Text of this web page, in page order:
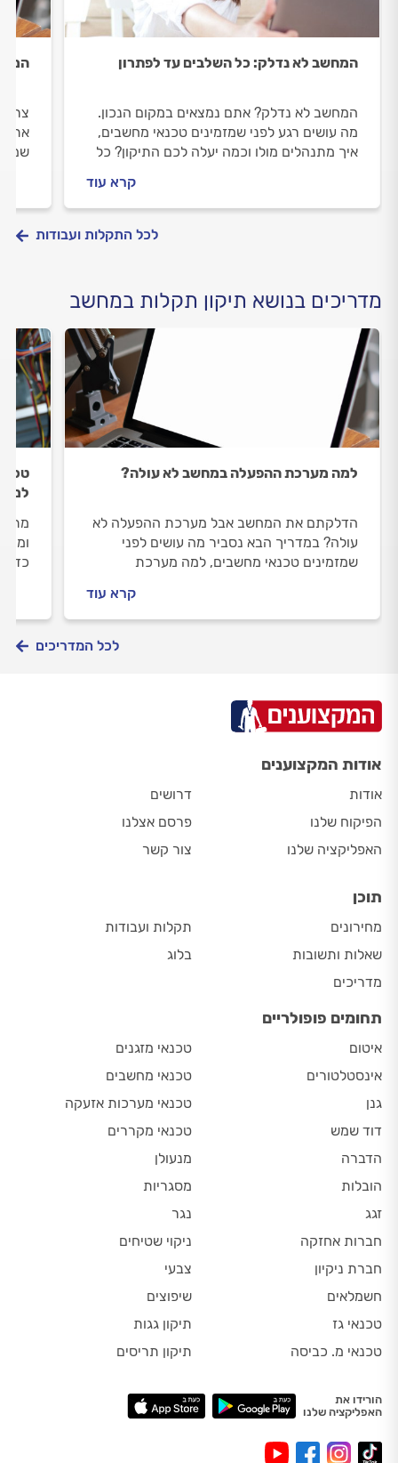
המחשב לא נדלק: כל השלבים עד לפתרון
המחשב לא נדלק? אתם נמצאים במקום הנכון.
מה עושים רגע לפני שמזמינים טכנאי מחשבים,
איך מתנהלים מולו וכמה יעלה לכם התיקון? כל
קרא עוד
לכל התקלות ועבודות
מדריכים בנושא תיקון תקלות במחשב
למה מערכת ההפעלה במחשב לא עולה?
הדלקתם את המחשב אבל מערכת ההפעלה לא
עולה? במדריך הבא נסביר מה עושים לפני
שמזמינים טכנאי מחשבים, למה מערכת
קרא עוד
מתי
לכל המדריכים
אודות המקצוענים
אודות
הפיקוח שלנו
האפליקציה שלנו
דרושים
פרסם אצלנו
צור קשר
תוכן
מחירונים
שאלות ותשובות
מדריכים
תקלות ועבודות
בלוג
תחומים פופולריים
איטום
אינסטלטורים
גנן
דוד שמש
הדברה
הובלות
זגג
חברות אחזקה
חברת ניקיון
חשמלאים
טכנאי גז
טכנאי מ. כביסה
טכנאי מזגנים
טכנאי מחשבים
טכנאי מערכות אזעקה
טכנאי מקררים
מנעולן
מסגריות
נגר
ניקוי שטיחים
צבעי
שיפוצים
תיקון גגות
תיקון תריסים
הורידו את
האפליקציה שלנו